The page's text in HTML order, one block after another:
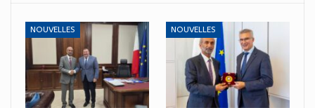
NOUVELLES NOUVELLES